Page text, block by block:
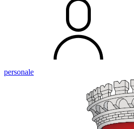
personale